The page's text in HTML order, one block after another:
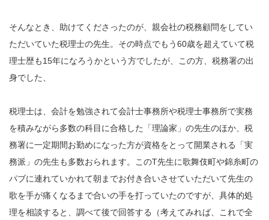
そんなとき、助けてくださったのが、親会社の税務顧問をしてい
ただいていた税理士の先生。その時点でもう60歳を超えていて税
理士歴も15年になろうかという方でしたが、この方、税務署の出
身でした、
税理士は、会計を勉強されて会計士事務所や税理士事務所で実務
を積みながら多数の科目に合格した「理論家」の先生のほか、税
務署に一定期間お勤めになった方が資格をとって開業される「実
務派」の先生も多数おられます。このT先生に歌舞伎町や錦糸町の
パブに連れていかれて朝までお付き合いさせていただいて先生の
歌を手が痛くなるまで合いの手を打っていたのですが、具体的処
理を相談すると、調べて後で回答する（考えてみれば、これで全